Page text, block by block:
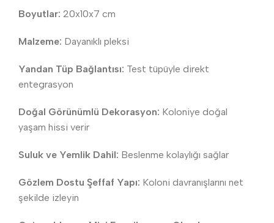
Boyutlar: 20x10x7 cm
Malzeme: Dayanıklı pleksi
Yandan Tüp Bağlantısı: Test tüpüyle direkt
entegrasyon
Doğal Görünümlü Dekorasyon: Koloniye doğal
yaşam hissi verir
Suluk ve Yemlik Dahil: Beslenme kolaylığı sağlar
Gözlem Dostu Şeffaf Yapı: Koloni davranışlarını net
şekilde izleyin